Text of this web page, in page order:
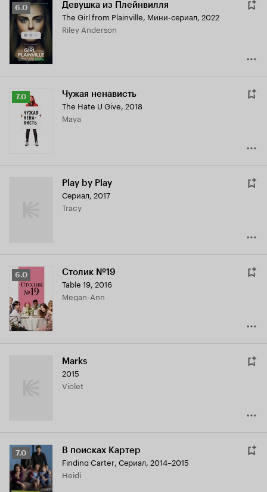
Рейтинг
Кинопоиска
6.0
6.0 Девушка из Плейнвилля
The Girl from Plainville, Мини-сериал, 2022
Riley Anderson
Рейтинг
Кинопоиска
7.0
7.0 Чужая ненависть
The Hate U Give, 2018
Maya
Play by Play
Сериал, 2017
Tracy
Рейтинг
Кинопоиска
6.0
6.0 Столик №19
Table 19, 2016
Megan-Ann
Marks
2015
Violet
Рейтинг
Кинопоиска
7.0
7.0 В поисках Картер
Finding Carter, Сериал, 2014–2015
Heidi